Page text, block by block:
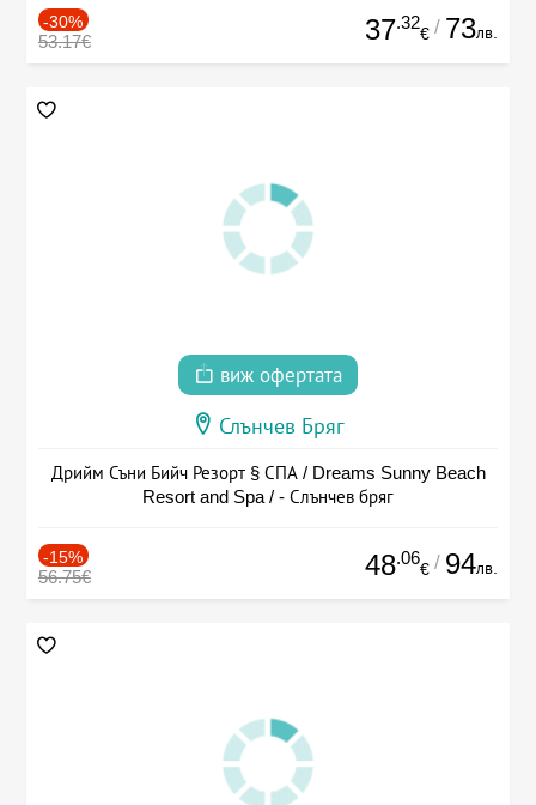
-30%
53.17€ 37.32
€ / 73лв.
виж офертата
Слънчев Бряг
Дрийм Съни Бийч Резорт § СПА / Dreams Sunny Beach
Resort and Spa / - Слънчев бряг
-15%
56.75€ 48.06
€ / 94лв.